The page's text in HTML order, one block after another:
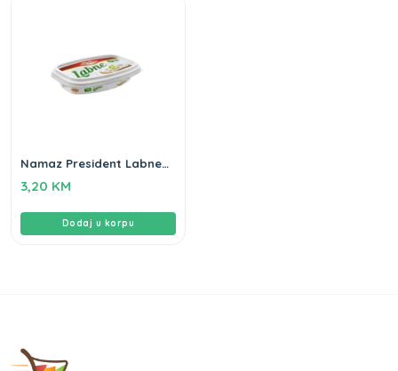
Namaz President Labne
3,20 KM
Dodaj u korpu